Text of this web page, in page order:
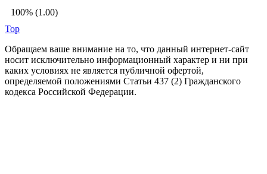
100% (1.00)
Top
Обращаем ваше внимание на то, что данный интернет-сайт
носит исключительно информационный характер и ни при
каких условиях не является публичной офертой,
определяемой положениями Статьи 437 (2) Гражданского
кодекса Российской Федерации.